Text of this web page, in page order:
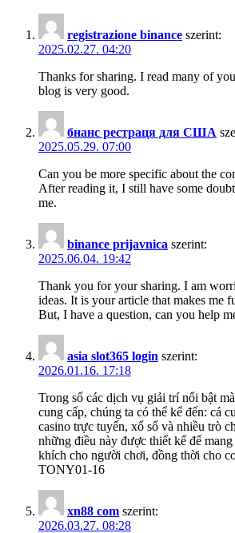
registrazione binance szerint:
2025.02.27. 04:20
Thanks for sharing. I read many of
blog is very good.
бнанс рестраця для США
2025.05.29. 07:00
Can you be more specific about the
After reading it, I still have some
me.
binance prijavnica szerint:
2025.06.04. 19:42
Thank you for your sharing. I am
ideas. It is your article that makes me
But, I have a question, can you help
asia slot365 login szerint:
2026.01.16. 17:18
Trong số các dịch vụ giải trí nổi bật mà
cung cấp, chúng ta có thể kể đến: cá
casino trực tuyến, xổ số và nhiều trò
những điều này được thiết kế để
khích cho người chơi, đồng thời cho
TONY01-16
xn88 com szerint:
2026.03.27. 08:28